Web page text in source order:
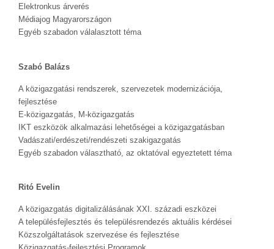
Elektronkus árverés
Médiajog Magyarországon
Egyéb szabadon válalasztott téma
Szabó Balázs
A közigazgatási rendszerek, szervezetek modernizációja,
fejlesztése
E-közigazgatás, M-közigazgatás
IKT eszközök alkalmazási lehetőségei a közigazgatásban
Vadászati/erdészeti/rendészeti szakigazgatás
Egyéb szabadon választható, az oktatóval egyeztetett téma
Ritó Evelin
A közigazgatás digitalizálásának XXI. századi eszközei
A településfejlesztés és településrendezés aktuális kérdései
Közszolgáltatások szervezése és fejlesztése